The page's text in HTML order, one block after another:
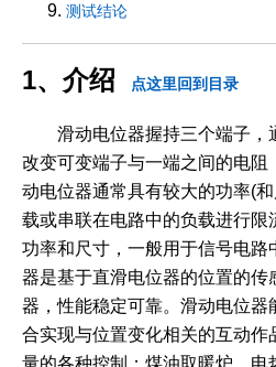
测试结论
1、介绍 点这里回到目录
滑动电位器握持三个端子，
改变可变端子与一端之间的电
动电位器通常具有较大的功率(
载或串联在电路中的负载进行限
功率和尺寸，一般用于信号电路
器是基于直滑电位器的位置的传
器，性能稳定可靠。滑动电位
合实现与位置变化相关的互动作
量的各种控制；煤油取暖炉，电